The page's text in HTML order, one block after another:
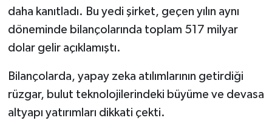
daha kanıtladı. Bu yedi şirket, geçen yılın aynı
döneminde bilançolarında toplam 517 milyar
dolar gelir açıklamıştı.
Bilançolarda, yapay zeka atılımlarının getirdiği
rüzgar, bulut teknolojilerindeki büyüme ve devasa
altyapı yatırımları dikkati çekti.